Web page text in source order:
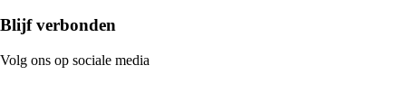
Blijf verbonden
Volg ons op sociale media